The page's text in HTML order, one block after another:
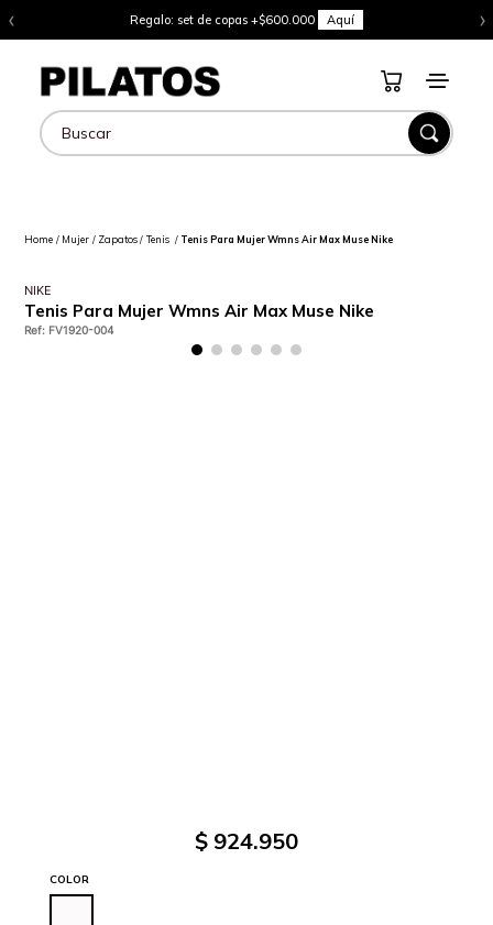
‹ Regalo: set de copas +$600.000 Aquí ›
Buscar
Mujer Zapatos Tenis Tenis Para Mujer Wmns Air Max Muse Nike
NIKE
Tenis Para Mujer Wmns Air Max Muse Nike
Ref: FV1920-004
$ 924.950
COLOR